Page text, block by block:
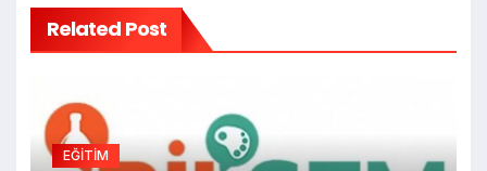
Related Post
EĞİTİM